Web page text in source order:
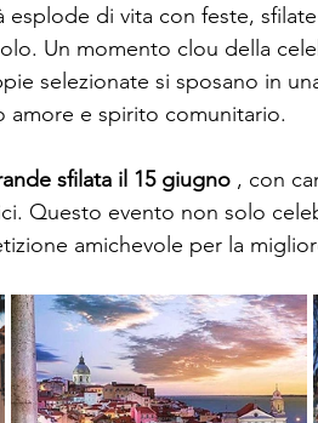
di vita con feste,
Un momento clou della
selezionate si sposano in
amore e spirito comunitario.
sfilata il 15 giugno , con
Questo evento non solo
amichevole per la